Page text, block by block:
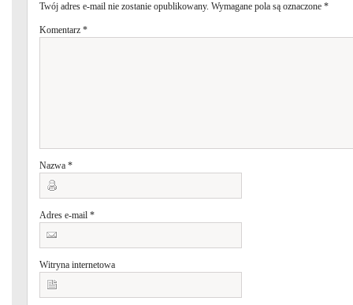
Twój adres e-mail nie zostanie opublikowany. Wymagane pola są oznaczone *
Komentarz *
Nazwa *
Adres e-mail *
Witryna internetowa